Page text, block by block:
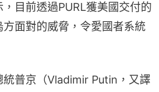
目前透過PURL獲美國交付的
面對的威脅，令愛國者系統
普京（Vladimir Putin，又譯